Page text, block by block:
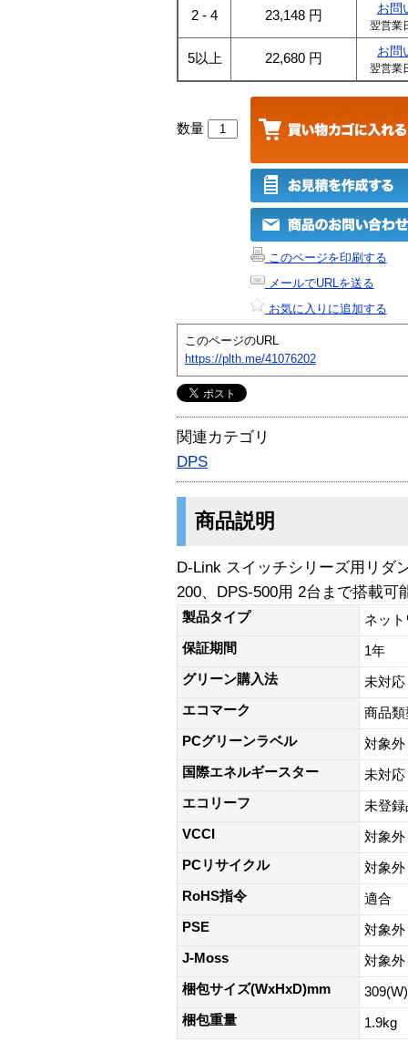
2 - 4 23,148 円 お問
翌営業
5以上 22,680 円 お問
翌営業
数量
このページを印刷する
メールでURLを送る
お気に入りに追加する
このページのURL
https://plth.me/41076202
関連カテゴリ
DPS
商品説明
D-Link スイッチシリーズ用リダ
200、DPS-500用 2台まで搭載
製品タイプ
ネッ
保証期間
1年
グリーン購入法
未対応
エコマーク
商品類
PCグリーンラベル
対象外
国際エネルギースター
未対応
エコリーフ
未登録
VCCI
対象外
PCリサイクル
対象外
RoHS指令
適合
PSE
対象外
J-Moss
対象外
梱包サイズ(WxHxD)mm
梱包重量
1.9kg